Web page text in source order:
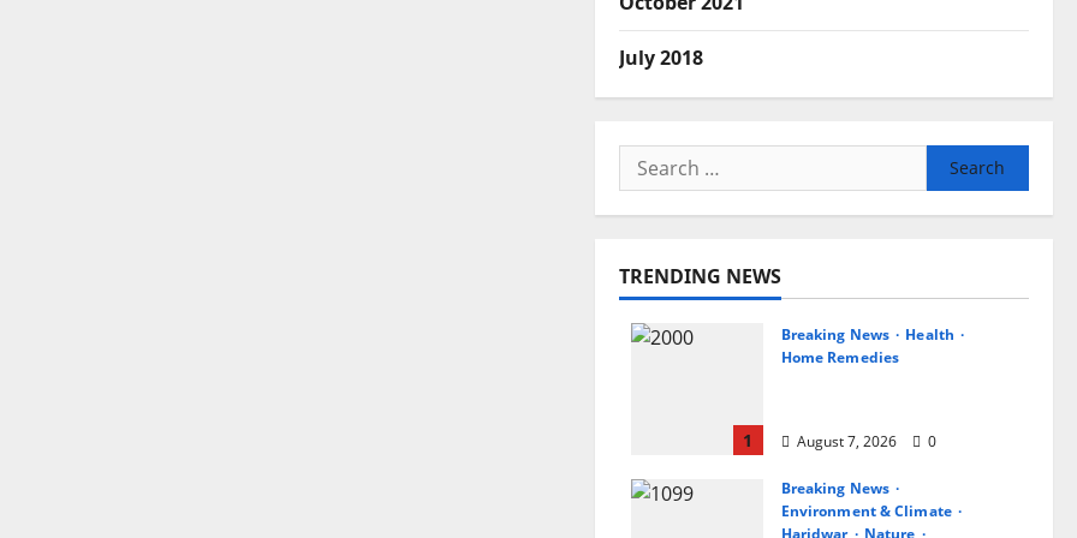
July 2018
Search
for:
TRENDING NEWS
1
Breaking News
Health
Home Remedies
August 7, 2026 0
Breaking News
Environment & Climate